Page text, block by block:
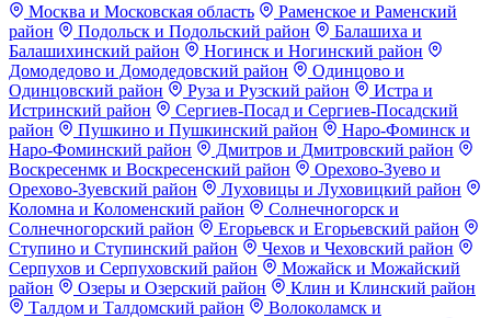
Москва и Московская область
Раменское и Раменский
район
Подольск и Подольский район
Балашиха и
Балашихинский район
Ногинск и Ногинский район
Домодедово и Домодедовский район
Одинцово и
Одинцовский район
Руза и Рузский район
Истра и
Истринский район
Сергиев-Посад и Сергиев-Посадский
район
Пушкино и Пушкинский район
Наро-Фоминск и
Наро-Фоминский район
Дмитров и Дмитровский район
Воскресенмк и Воскресенский район
Орехово-Зуево и
Орехово-Зуевский район
Луховицы и Луховицкий район
Коломна и Коломенский район
Солнечногорск и
Солнечногорский район
Егорьевск и Егорьевский район
Ступино и Ступинский район
Чехов и Чеховский район
Серпухов и Серпуховский район
Можайск и Можайский
район
Озеры и Озерский район
Клин и Клинский район
Талдом и Талдомский район
Волоколамск и